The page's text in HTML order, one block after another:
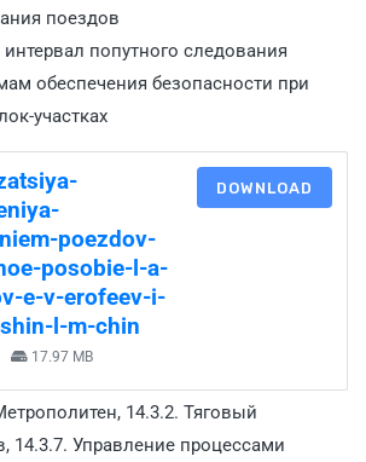
поездов
попутного следования
обеспечения безопасности при
участках
poezdov-
posobie-l-a-
e-v-erofeev-i-
l-m-chin
17.97 MB
DOWNLOAD
, 14.3.2. Тяговый
, 14.3.7. Управление процессами